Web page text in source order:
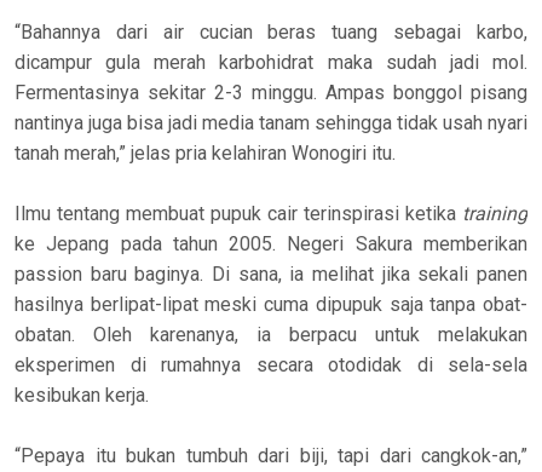
“Bahannya dari air cucian beras tuang sebagai karbo,
dicampur gula merah karbohidrat maka sudah jadi mol.
Fermentasinya sekitar 2-3 minggu. Ampas bonggol pisang
nantinya juga bisa jadi media tanam sehingga tidak usah nyari
tanah merah,” jelas pria kelahiran Wonogiri itu.
Ilmu tentang membuat pupuk cair terinspirasi ketika training
ke Jepang pada tahun 2005. Negeri Sakura memberikan
passion baru baginya. Di sana, ia melihat jika sekali panen
hasilnya berlipat-lipat meski cuma dipupuk saja tanpa obat-
obatan. Oleh karenanya, ia berpacu untuk melakukan
eksperimen di rumahnya secara otodidak di sela-sela
kesibukan kerja.
“Pepaya itu bukan tumbuh dari biji, tapi dari cangkok-an,”